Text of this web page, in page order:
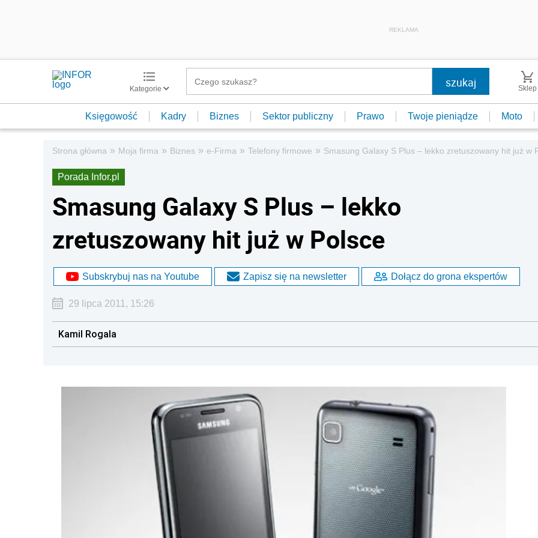
REKLAMA
Kategorie Sklep
Księgowość Kadry Biznes Sektor publiczny Prawo Twoje pieniądze Moto
Strona główna » Moja firma » Biznes » e-Firma » Telefony firmowe » Smasung Galaxy S Plus – lekko zretuszowany hit już w
Porada Infor.pl
Smasung Galaxy S Plus – lekko
zretuszowany hit już w Polsce
Subskrybuj nas na Youtube Zapisz się na newsletter Dołącz do grona ekspertów
29 lipca 2011, 15:26
Kamil Rogala